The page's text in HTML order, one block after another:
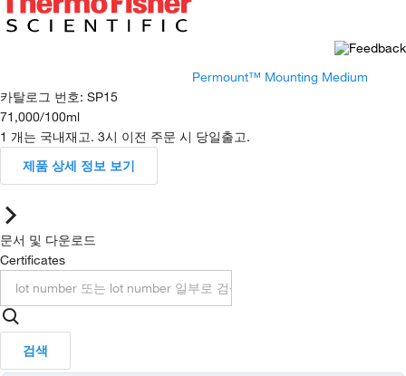
Permount™ Mounting Medium
카탈로그 번호: SP15
71,000/100ml
1 개는 국내재고. 3시 이전 주문 시 당일출고.
제품 상세 정보 보기
문서 및 다운로드
Certificates
검색